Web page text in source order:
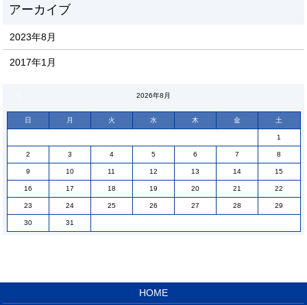
2023年8月
2017年1月
2026年8月
日 月 火 水 木 金 土
1
2 3 4 5 6 7 8
9 10 11 12 13 14 15
16 17 18 19 20 21 22
23 24 25 26 27 28 29
30 31
HOME